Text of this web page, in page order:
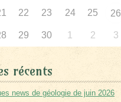
22 23 24 25 26
29 30 1 2 3
récents
news de géologie de juin 2026